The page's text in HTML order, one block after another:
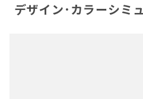
デザイン･カラーシミ